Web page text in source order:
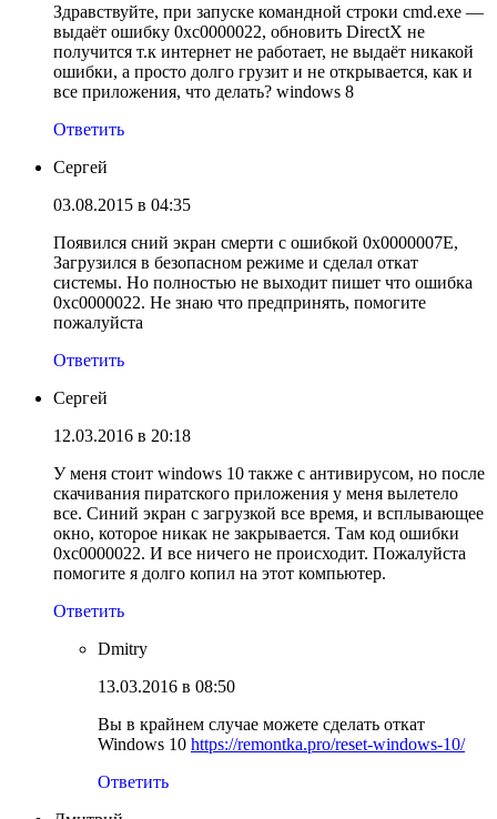
Здравствуйте, при запуске командной строки cmd.exe —
выдаёт ошибку 0xc0000022, обновить DirectX не
получится т.к интернет не работает, не выдаёт никакой
ошибки, а просто долго грузит и не открывается, как и
все приложения, что делать? windows 8
Ответить
Сергей
03.08.2015 в 04:35
Появился сний экран смерти с ошибкой 0х0000007Е,
Загрузился в безопасном режиме и сделал откат
системы. Но полностью не выходит пишет что ошибка
0хс0000022. Не знаю что предпринять, помогите
пожалуйста
Ответить
Сергей
12.03.2016 в 20:18
У меня стоит windows 10 также с антивирусом, но после
скачивания пиратского приложения у меня вылетело
все. Синий экран с загрузкой все время, и всплывающее
окно, которое никак не закрывается. Там код ошибки
0хс0000022. И все ничего не происходит. Пожалуйста
помогите я долго копил на этот компьютер.
Ответить
Dmitry
13.03.2016 в 08:50
Вы в крайнем случае можете сделать откат
Windows 10 https://remontka.pro/reset-windows-10/
Ответить